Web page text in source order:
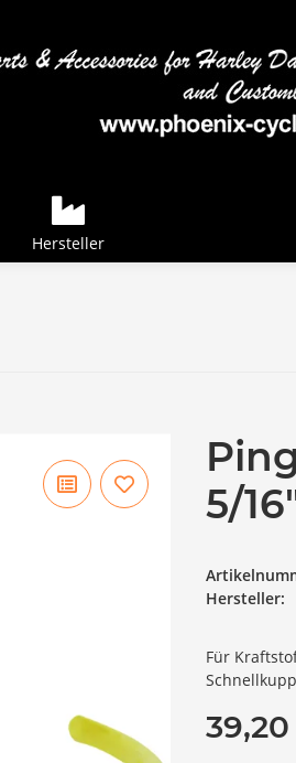
Hersteller
5/
Hersteller:
Für